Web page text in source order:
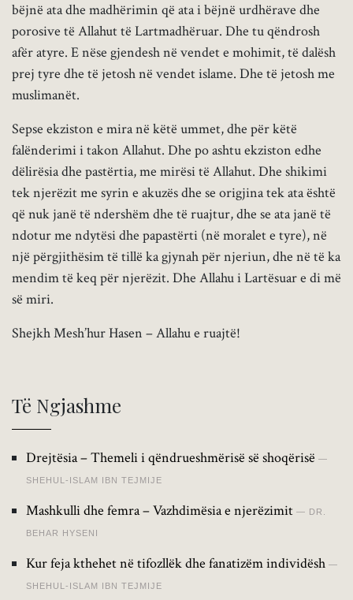
bëjnë ata dhe madhërimin që ata i bëjnë urdhërave dhe
porosive të Allahut të Lartmadhëruar. Dhe tu qëndrosh
afër atyre. E nëse gjendesh në vendet e mohimit, të dalësh
prej tyre dhe të jetosh në vendet islame. Dhe të jetosh me
muslimanët.
Sepse ekziston e mira në këtë ummet, dhe për këtë
falënderimi i takon Allahut. Dhe po ashtu ekziston edhe
dëlirësia dhe pastërtia, me mirësi të Allahut. Dhe shikimi
tek njerëzit me syrin e akuzës dhe se origjina tek ata është
që nuk janë të ndershëm dhe të ruajtur, dhe se ata janë të
ndotur me ndytësi dhe papastërti (në moralet e tyre), në
një përgjithësim të tillë ka gjynah për njeriun, dhe në të ka
mendim të keq për njerëzit. Dhe Allahu i Lartësuar e di më
së miri.
Shejkh Mesh’hur Hasen – Allahu e ruajtë!
Të Ngjashme
Drejtësia – Themeli i qëndrueshmërisë së shoqërisë
SHEHUL-ISLAM IBN TEJMIJE
Mashkulli dhe femra – Vazhdimësia e njerëzimit DR.
BEHAR HYSENI
Kur feja kthehet në tifozllëk dhe fanatizëm individësh
SHEHUL-ISLAM IBN TEJMIJE